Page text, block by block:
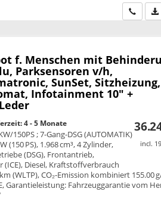
Wir
f. Menschen mit
Parksensoren v/h,
SunSet,
Infotainment 10" +
incl.
4 - 5 Monate
150PS ; 7-Gang-DSG (AUTOMATIK)
(150 PS), 1.968 cm³, 4 Zylinder,
(DSG), Frontantrieb,
Diesel, Kraftstoffverbrauch
(WLTP), CO₂-Emission kombiniert 155.00
E, Garantieleistung: Fahrzeuggarantie vom